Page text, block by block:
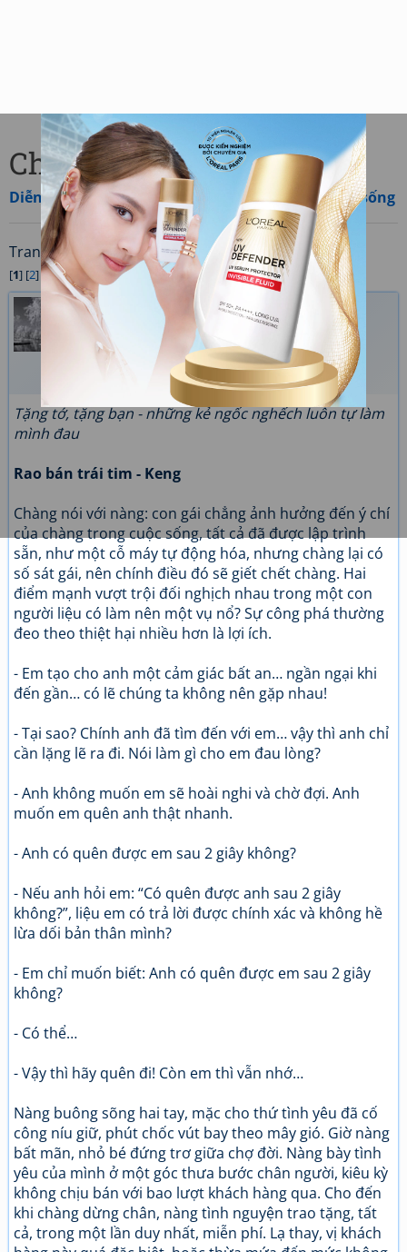
Chủ đề: Rao bán trái tim
Diễn đàn»Các nội dung khác Tình yêu và cuộc sống
Trang /3 (22 bài viết)
[1] [2] [3] ›Sau »Cuối
demmuadong
Ngày gửi: 08/11/2009 09:33
Đã sửa 3 lần, lần cuối bởidemmuadong
vào
11/11/2009 07:05
người thích
Tặng tớ, tặng bạn - những kẻ ngốc nghếch luôn tự làm
mình đau
Rao bán trái tim - Keng
Chàng nói với nàng: con gái chẳng ảnh hưởng đến ý chí
của chàng trong cuộc sống, tất cả đã được lập trình
sẵn, như một cỗ máy tự động hóa, nhưng chàng lại có
số sát gái, nên chính điều đó sẽ giết chết chàng. Hai
điểm mạnh vượt trội đối nghịch nhau trong một con
người liệu có làm nên một vụ nổ? Sự công phá thường
đeo theo thiệt hại nhiều hơn là lợi ích.
- Em tạo cho anh một cảm giác bất an… ngần ngại khi
đến gần… có lẽ chúng ta không nên gặp nhau!
- Tại sao? Chính anh đã tìm đến với em… vậy thì anh chỉ
cần lặng lẽ ra đi. Nói làm gì cho em đau lòng?
- Anh không muốn em sẽ hoài nghi và chờ đợi. Anh
muốn em quên anh thật nhanh.
- Anh có quên được em sau 2 giây không?
- Nếu anh hỏi em: “Có quên được anh sau 2 giây
không?”, liệu em có trả lời được chính xác và không hề
lừa dối bản thân mình?
- Em chỉ muốn biết: Anh có quên được em sau 2 giây
không?
- Có thể…
- Vậy thì hãy quên đi! Còn em thì vẫn nhớ…
Nàng buông sõng hai tay, mặc cho thứ tình yêu đã cố
công níu giữ, phút chốc vút bay theo mây gió. Giờ nàng
bất mãn, nhỏ bé đứng trơ giữa chợ đời. Nàng bày tình
yêu của mình ở một góc thưa bước chân người, kiêu kỳ
không chịu bán với bao lượt khách hàng qua. Cho đến
khi chàng dừng chân, nàng tình nguyện trao tặng, tất
cả, trong một lần duy nhất, miễn phí. Lạ thay, vị khách